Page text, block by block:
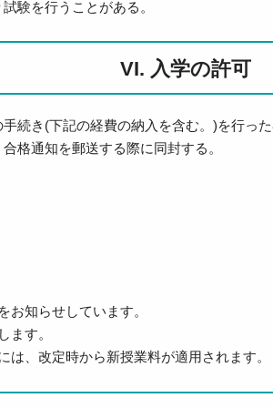
験を行うことがある。
VI. 入学の許可
続き(下記の経費の納入を含む。)を行った
格通知を郵送する際に同封する。
お知らせしています。
ます。
、改定時から新授業料が適用されます。